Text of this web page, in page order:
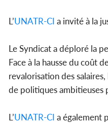
L’UNATR-CI a invité à la
Le Syndicat a déploré la
Face à la hausse du coût
revalorisation des
de politiques ambitieuses
L’UNATR-CI a également